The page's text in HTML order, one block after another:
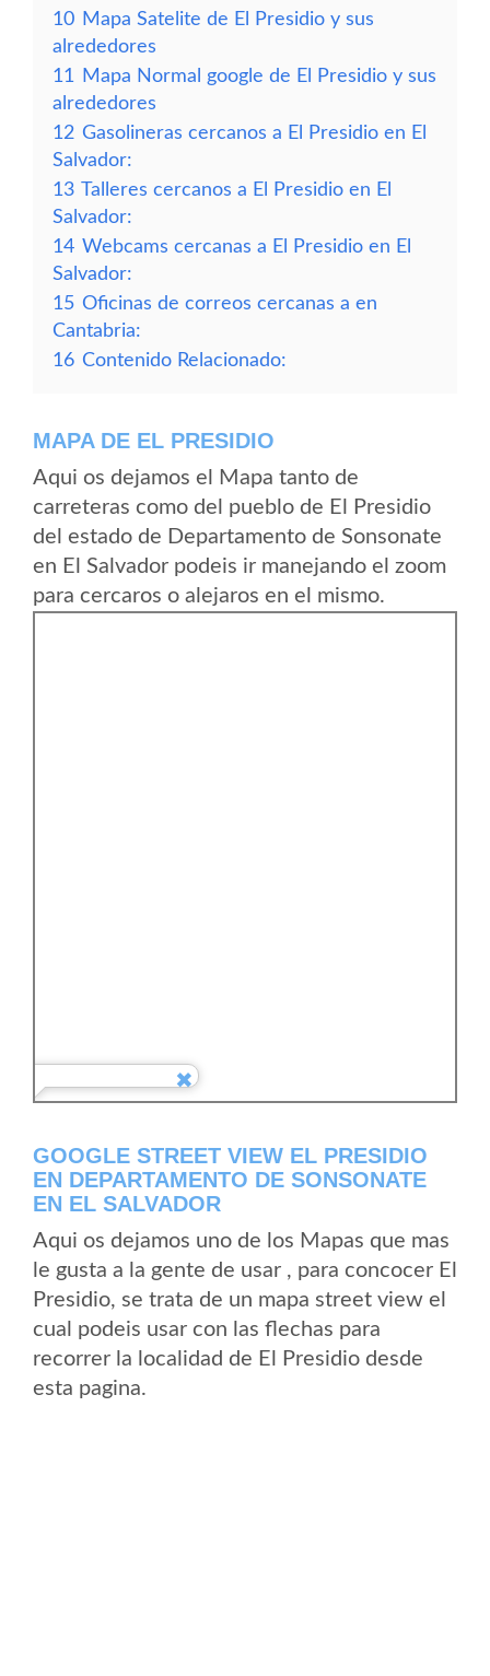
10 Mapa Satelite de El Presidio y sus
alrededores
11
Mapa Normal google de El Presidio y sus
alrededores
12 Gasolineras cercanos a El Presidio en El
Salvador:
13 Talleres cercanos a El Presidio en El
Salvador:
14 Webcams cercanas a El Presidio en El
Salvador:
15 Oficinas de correos cercanas a en
Cantabria:
16 Contenido Relacionado:
MAPA DE EL PRESIDIO
Aqui os dejamos el Mapa tanto de
carreteras como del pueblo de El Presidio
del estado de Departamento de Sonsonate
en El Salvador podeis ir manejando el zoom
para cercaros o alejaros en el mismo.
GOOGLE STREET VIEW EL PRESIDIO
EN DEPARTAMENTO DE SONSONATE
EN EL SALVADOR
Aqui os dejamos uno de los Mapas que mas
le gusta a la gente de usar , para concocer El
Presidio, se trata de un mapa street view el
cual podeis usar con las flechas para
recorrer la localidad de El Presidio desde
esta pagina.